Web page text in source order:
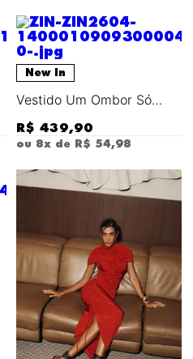
New In
Vestido Um Ombor Só
R$ 439,90
ou 8x de R$ 54,98